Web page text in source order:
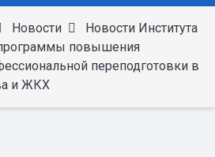
Новости
Новости Института
повышения
переподготовки в
и ЖКХ